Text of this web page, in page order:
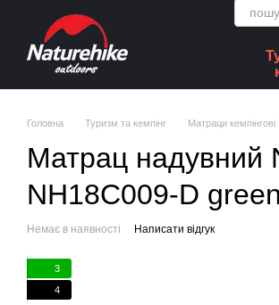
Перейти до основного контенту
Головна Туризм та кемпінг Матраци кемпінгові
Матрац надувний
NH18C009-D green
Немає в наявності Написати відгук
3
4